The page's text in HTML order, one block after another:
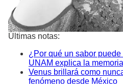
Últimas notas:
¿Por qué un sabor
UNAM explica la
Venus brillará como
fenómeno desde México